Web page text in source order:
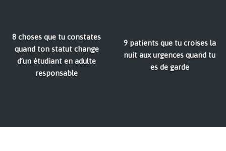
8 choses que tu constates
quand ton statut change
d’un étudiant en adulte
responsable
9 patients que tu croises la
nuit aux urgences quand tu
es de garde